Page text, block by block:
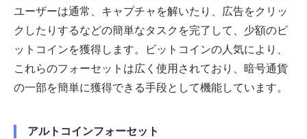
ユーザーは通常、キャプチャを解いたり、広告をクリッ
クしたりするなどの簡単なタスクを完了して、少額のビ
ットコインを獲得します。ビットコインの人気により、
これらのフォーセットは広く使用されており、暗号通貨
の一部を簡単に獲得できる手段として機能しています。
アルトコインフォーセット